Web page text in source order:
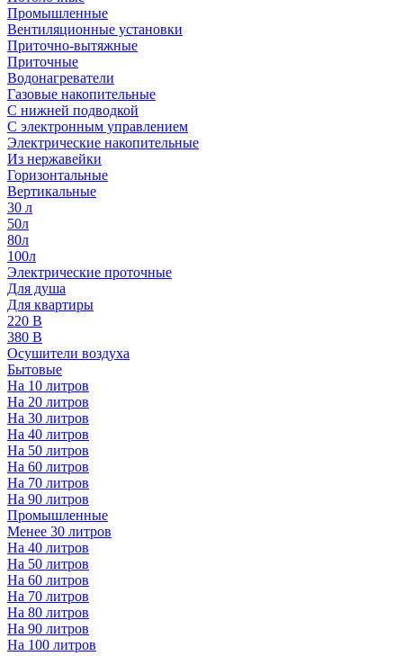
Промышленные
Вентиляционные установки
Приточно-вытяжные
Приточные
Водонагреватели
Газовые накопительные
С нижней подводкой
С электронным управлением
Электрические накопительные
Из нержавейки
Горизонтальные
Вертикальные
30 л
50л
80л
100л
Электрические проточные
Для душа
Для квартиры
220 В
380 В
Осушители воздуха
Бытовые
На 10 литров
На 20 литров
На 30 литров
На 40 литров
На 50 литров
На 60 литров
На 70 литров
На 90 литров
Промышленные
Менее 30 литров
На 40 литров
На 50 литров
На 60 литров
На 70 литров
На 80 литров
На 90 литров
На 100 литров